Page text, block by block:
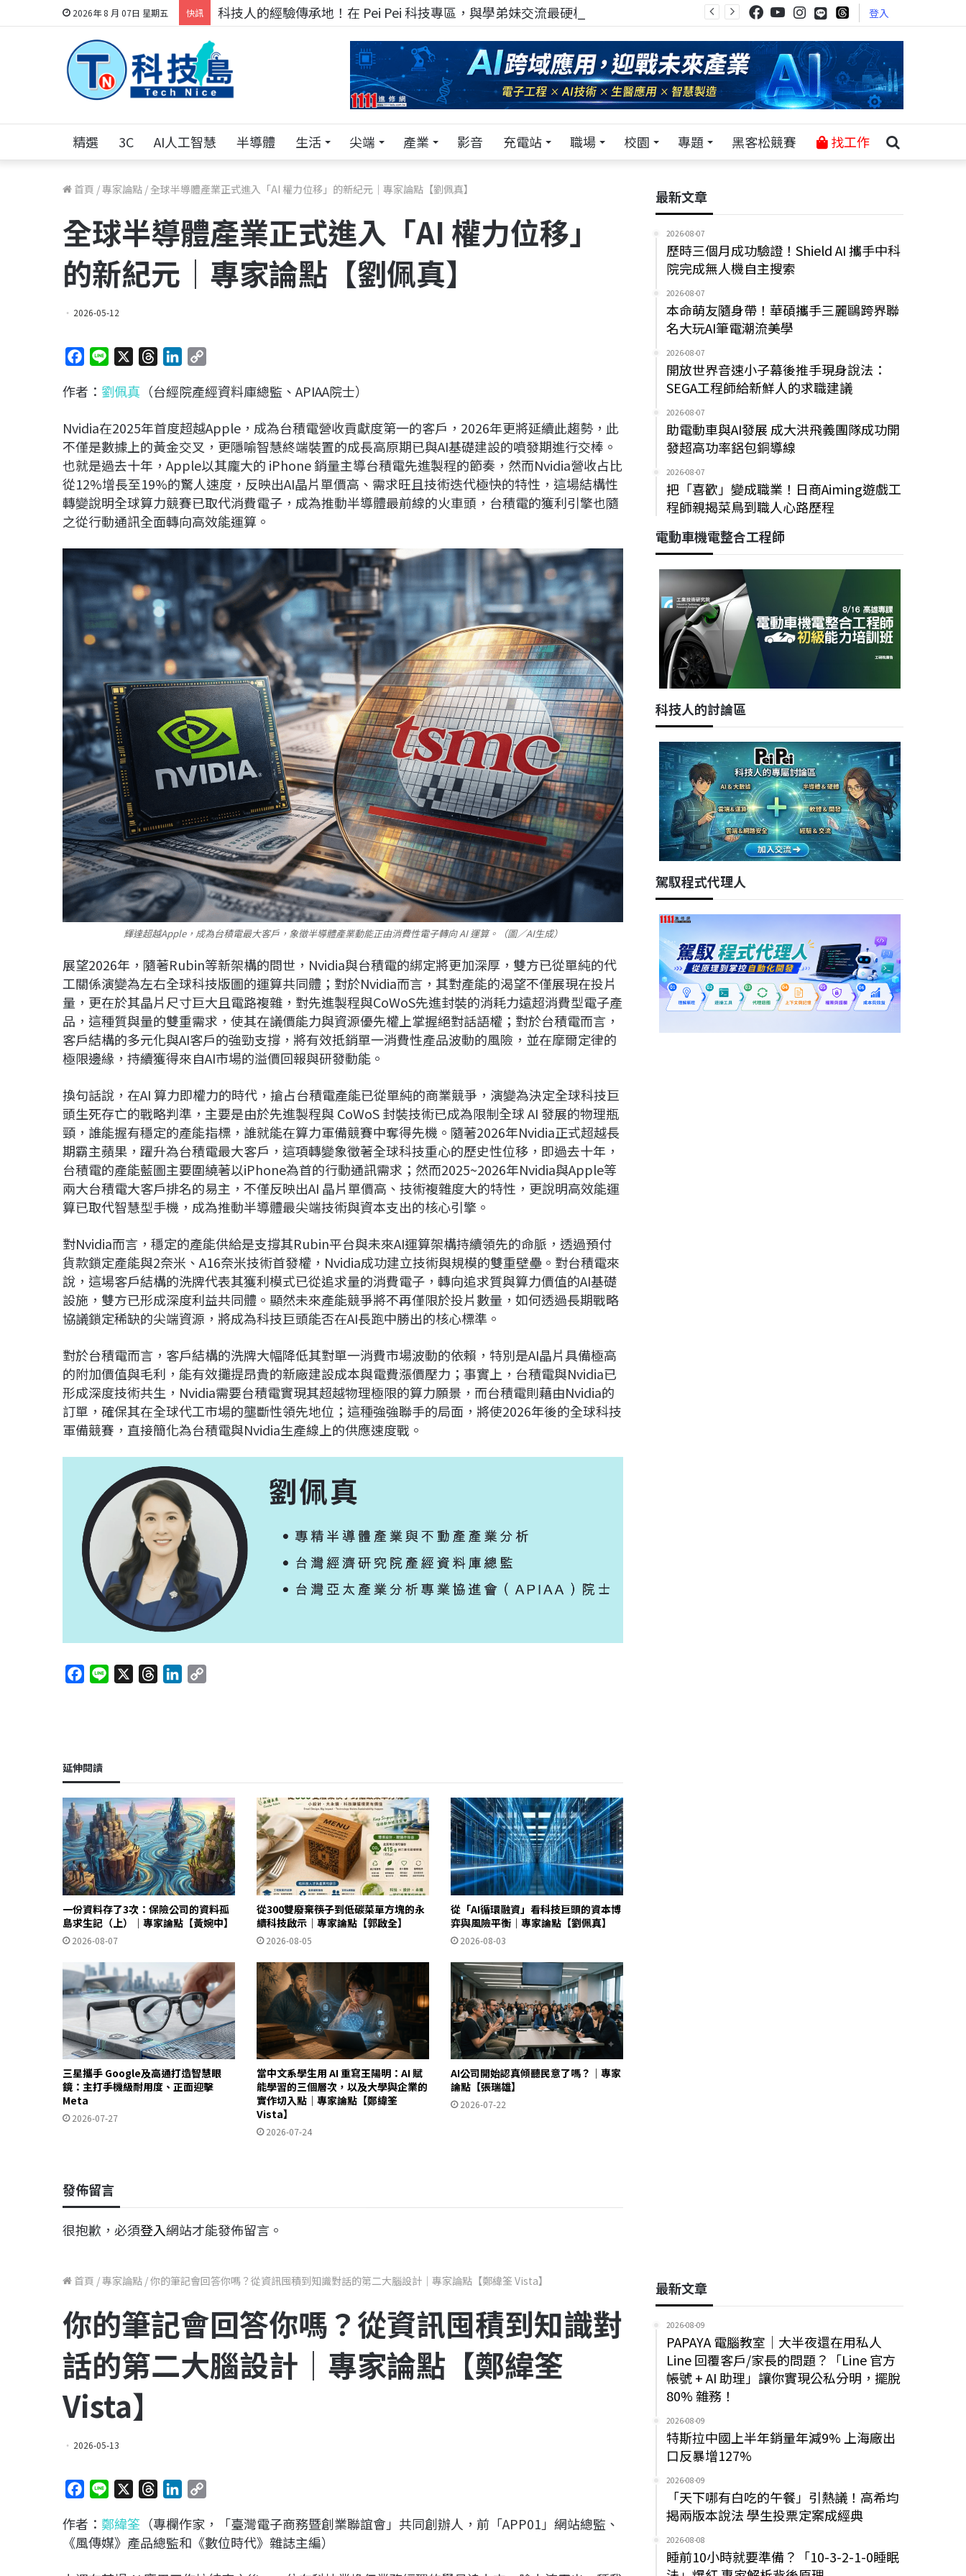
2026年 8 月 07日 星期五 快訊 科技人的經驗傳承地！在 Pei Pei 科技專區，與學弟妹交流最硬核的技術 登入
精選 3C AI人工智慧 半導體 生活 尖端 產業 影音 充電站 職場 校園 專題 黑客松競賽 找工作
首頁 /專家論點 / 全球半導體產業正式進入「AI 權力位移」的新紀元｜專家論點【劉佩真】
全球半導體產業正式進入「AI 權力位移」
的新紀元｜專家論點【劉佩真】
2026-05-12
c
b
o
o
k
n
r
a
d
s
n
e
d
I
n
p
L
n
k
作者： 劉佩真 （台經院產經資料庫總監、APIAA院士）
Nvidia在2025年首度超越Apple，成為台積電營收貢獻度第一的客戶，2026年更將延續此趨勢，此
不僅是數據上的黃金交叉，更隱喻智慧終端裝置的成長高原期已與AI基礎建設的噴發期進行交棒。
也就是過去十年，Apple以其龐大的 iPhone 銷量主導台積電先進製程的節奏，然而Nvidia營收占比
從12%增長至19%的驚人速度，反映出AI晶片單價高、需求旺且技術迭代極快的特性，這場結構性
轉變說明全球算力競賽已取代消費電子，成為推動半導體最前線的火車頭，台積電的獲利引擎也隨
之從行動通訊全面轉向高效能運算。
輝達超越Apple，成為台積電最大客戶，象徵半導體產業動能正由消費性電子轉向 AI 運算。（圖／AI生成）
展望2026年，隨著Rubin等新架構的問世，Nvidia與台積電的綁定將更加深厚，雙方已從單純的代
工關係演變為左右全球科技版圖的運算共同體；對於Nvidia而言，其對產能的渴望不僅展現在投片
量，更在於其晶片尺寸巨大且電路複雜，對先進製程與CoWoS先進封裝的消耗力遠超消費型電子產
品，這種質與量的雙重需求，使其在議價能力與資源優先權上掌握絕對話語權；對於台積電而言，
客戶結構的多元化與AI客戶的強勁支撐，將有效抵銷單一消費性產品波動的風險，並在摩爾定律的
極限邊緣，持續獲得來自AI市場的溢價回報與研發動能。
換句話說，在AI 算力即權力的時代，搶占台積電產能已從單純的商業競爭，演變為決定全球科技巨
頭生死存亡的戰略判準，主要是由於先進製程與 CoWoS 封裝技術已成為限制全球 AI 發展的物理瓶
頸，誰能握有穩定的產能指標，誰就能在算力軍備競賽中奪得先機。隨著2026年Nvidia正式超越長
期霸主蘋果，躍升為台積電最大客戶，這項轉變象徵著全球科技重心的歷史性位移，即過去十年，
台積電的產能藍圖主要圍繞著以iPhone為首的行動通訊需求；然而2025~2026年Nvidia與Apple等
兩大台積電大客戶排名的易主，不僅反映出AI 晶片單價高、技術複雜度大的特性，更說明高效能運
算已取代智慧型手機，成為推動半導體最尖端技術與資本支出的核心引擎。
對Nvidia而言，穩定的產能供給是支撐其Rubin平台與未來AI運算架構持續領先的命脈，透過預付
貨款鎖定產能與2奈米、A16奈米技術首發權，Nvidia成功建立技術與規模的雙重壁壘。對台積電來
說，這場客戶結構的洗牌代表其獲利模式已從追求量的消費電子，轉向追求質與算力價值的AI基礎
設施，雙方已形成深度利益共同體。顯然未來產能競爭將不再僅限於投片數量，如何透過長期戰略
協議鎖定稀缺的尖端資源，將成為科技巨頭能否在AI長跑中勝出的核心標準。
對於台積電而言，客戶結構的洗牌大幅降低其對單一消費市場波動的依賴，特別是AI晶片具備極高
的附加價值與毛利，能有效攤提昂貴的新廠建設成本與電費漲價壓力；事實上，台積電與Nvidia已
形成深度技術共生，Nvidia需要台積電實現其超越物理極限的算力願景，而台積電則藉由Nvidia的
訂單，確保其在全球代工市場的壟斷性領先地位；這種強強聯手的局面，將使2026年後的全球科技
軍備競賽，直接簡化為台積電與Nvidia生產線上的供應速度戰。
o
o
k
s
I
n
n
k
延伸閱讀
一份資料存了3次：保險公司的資料孤
島求生記（上）｜專家論點【黃婉中】
2026-08-07
從300雙廢棄筷子到低碳菜單方塊的永
續科技啟示｜專家論點【郭啟全】
2026-08-05
從「AI循環融資」看科技巨頭的資本博
弈與風險平衡｜專家論點【劉佩真】
2026-08-03
三星攜手 Google及高通打造智慧眼
鏡：主打手機級耐用度、正面迎擊
Meta
2026-07-27
當中文系學生用 AI 重寫王陽明：AI 賦
能學習的三個層次，以及大學與企業的
實作切入點｜專家論點【鄭緯筌
Vista】
2026-07-24
AI公司開始認真傾聽民意了嗎？｜專家
論點【張瑞雄】
2026-07-22
發佈留言
很抱歉，必須登入網站才能發佈留言。
最新文章
2026-08-07
歷時三個月成功驗證！Shield AI 攜手中科
院完成無人機自主搜索
2026-08-07
本命萌友隨身帶！華碩攜手三麗鷗跨界聯
名大玩AI筆電潮流美學
2026-08-07
開放世界音速小子幕後推手現身說法：
SEGA工程師給新鮮人的求職建議
2026-08-07
助電動車與AI發展 成大洪飛義團隊成功開
發超高功率鋁包銅導線
2026-08-07
把「喜歡」變成職業！日商Aiming遊戲工
程師親揭菜鳥到職人心路歷程
電動車機電整合工程師
科技人的討論區
駕馭程式代理人